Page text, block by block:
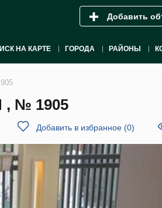
Добавить
НА КАРТЕ ГОРОДА РАЙОНЫ
№ 1905
Добавить в избранное (0)